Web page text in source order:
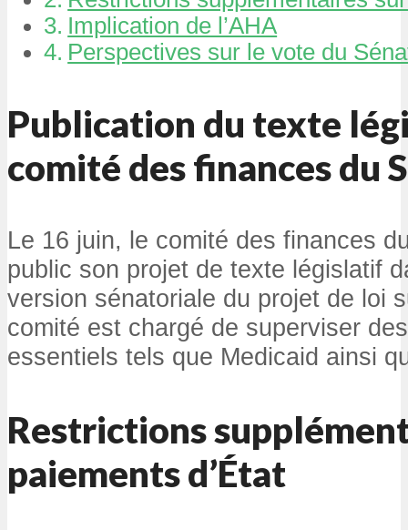
Implication de l’AHA
Perspectives sur le vote du
Publication du texte
comité des finances du
Le 16 juin, le comité des finances
public son projet de texte législatif
version sénatoriale du projet de loi
comité est chargé de superviser
essentiels tels que Medicaid ainsi
Restrictions
paiements d’État